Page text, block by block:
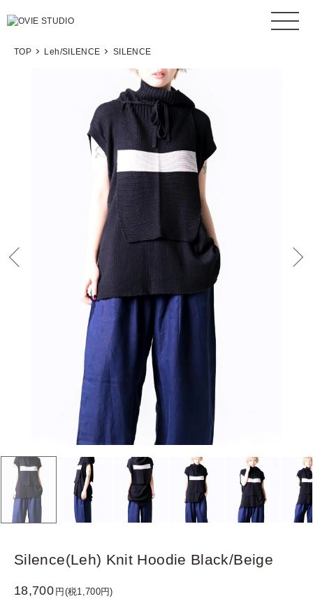
TOP Leh/SILENCE SILENCE
Silence(Leh) Knit Hoodie Black/Beige
18,700 円(税1,700円)